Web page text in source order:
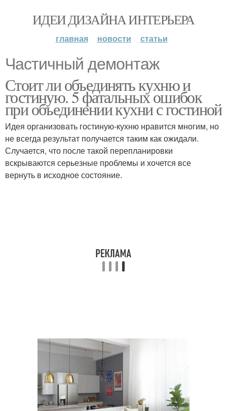
ИДЕИ ДИЗАЙНА ИНТЕРЬЕРА
главная новости статьи
Частичный демонтаж
Стоит ли объединять кухню и
гостиную. 5 фатальных ошибок
при объединении кухни с гостиной
Идея организовать гостиную-кухню нравится многим, но
не всегда результат получается таким как ожидали.
Случается, что после такой перепланировки
вскрываются серьезные проблемы и хочется все
вернуть в исходное состояние.